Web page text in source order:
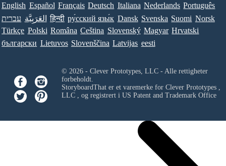
English Español Français Deutsch Italiana Nederlands Português
עברית العَرَبِيَّة हिन्दी ру́сский язы́к Dansk Svenska Suomi Norsk
Türkçe Polski Româna Ceština Slovenský Magyar Hrvatski
български Lietuvos Slovenščina Latvijas eesti
© 2026 - Clever Prototypes, LLC - Alle rettigheter
forbeholdt.
StoryboardThat er et varemerke for Clever Prototypes ,
LLC, og registrert i US Patent and Trademark Office